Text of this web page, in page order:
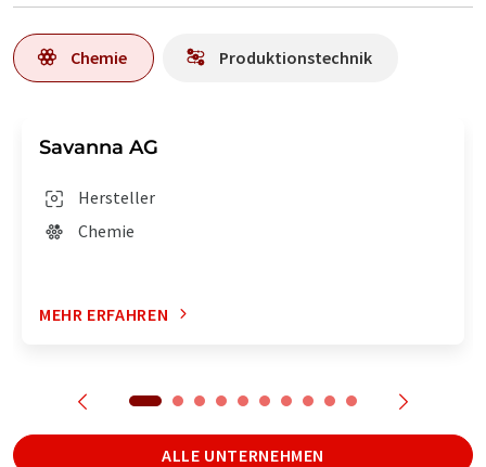
Chemie Produktionstechnik
Savanna AG
Hersteller
Chemie
MEHR ERFAHREN
ALLE UNTERNEHMEN